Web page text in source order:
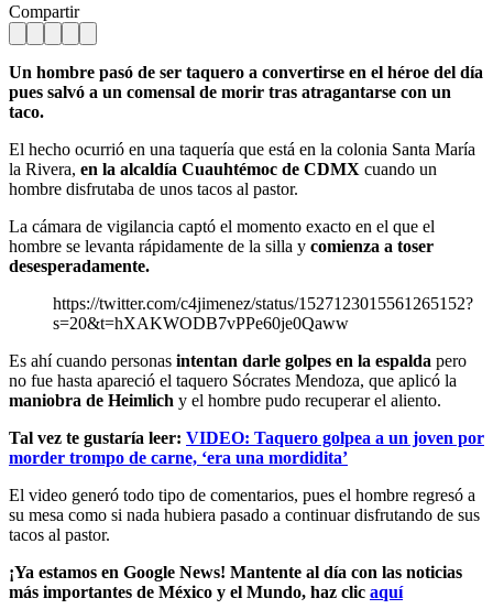
Compartir
Un hombre pasó de ser taquero a convertirse en el héroe del día
pues salvó a un comensal de morir tras atragantarse con un
taco.
El hecho ocurrió en una taquería que está en la colonia Santa María
la Rivera, en la alcaldía Cuauhtémoc de CDMX cuando un
hombre disfrutaba de unos tacos al pastor.
La cámara de vigilancia captó el momento exacto en el que el
hombre se levanta rápidamente de la silla y comienza a toser
desesperadamente.
https://twitter.com/c4jimenez/status/1527123015561265152?
s=20&t=hXAKWODB7vPPe60je0Qaww
Es ahí cuando personas intentan darle golpes en la espalda pero
no fue hasta apareció el taquero Sócrates Mendoza, que aplicó la
maniobra de Heimlich y el hombre pudo recuperar el aliento.
Tal vez te gustaría leer: VIDEO: Taquero golpea a un joven por
morder trompo de carne, ‘era una mordidita’
El video generó todo tipo de comentarios, pues el hombre regresó a
su mesa como si nada hubiera pasado a continuar disfrutando de sus
tacos al pastor.
¡Ya estamos en Google News! Mantente al día con las noticias
más importantes de México y el Mundo, haz clic aquí